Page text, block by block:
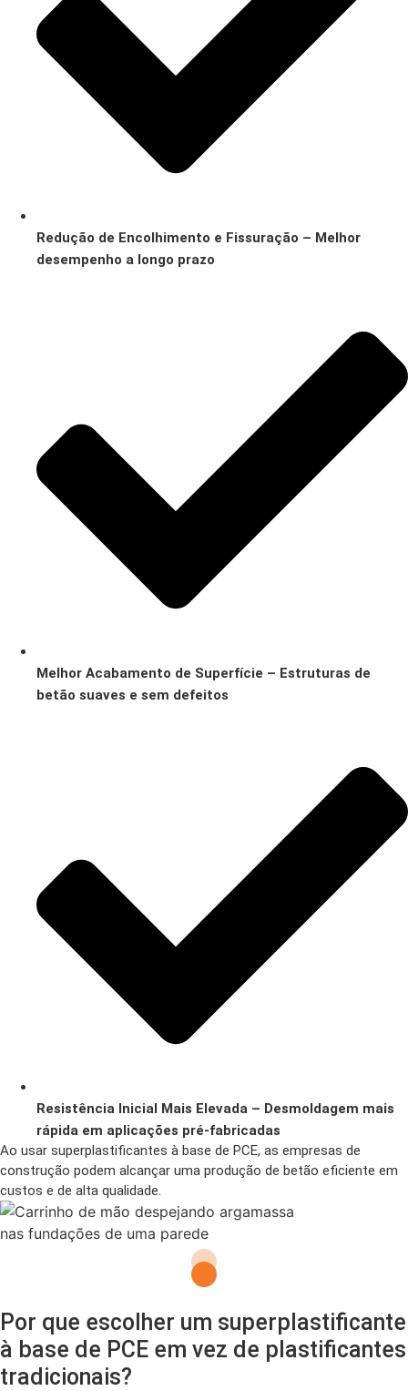
Redução de Encolhimento e Fissuração – Melhor
desempenho a longo prazo
Melhor Acabamento de Superfície – Estruturas de
betão suaves e sem defeitos
Resistência Inicial Mais Elevada – Desmoldagem mais
rápida em aplicações pré-fabricadas
Ao usar superplastificantes à base de PCE, as empresas de
construção podem alcançar uma produção de betão eficiente em
custos e de alta qualidade.
Por que escolher um superplastificante
à base de PCE em vez de plastificantes
tradicionais?